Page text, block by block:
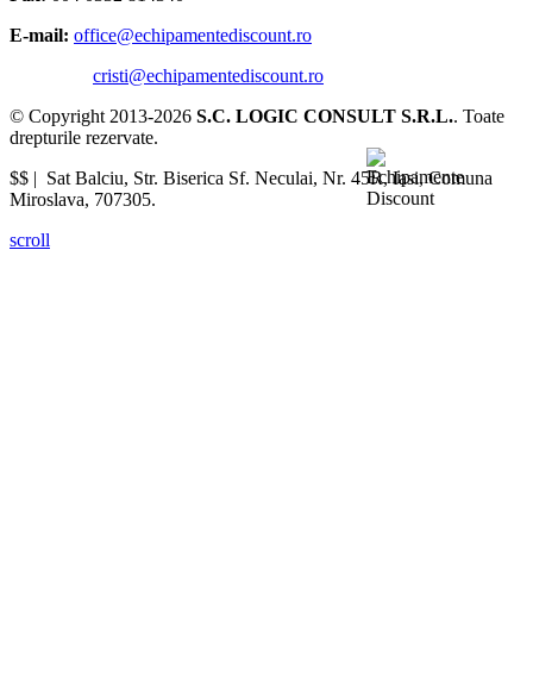
E-mail: office@echipamentediscount.ro
cristi@echipamentediscount.ro
© Copyright 2013-2026 S.C. LOGIC CONSULT S.R.L.. Toate
drepturile rezervate.
$$ | Sat Balciu, Str. Biserica Sf. Neculai, Nr. 45R,Iasi,Comuna
Miroslava, 707305.
scroll